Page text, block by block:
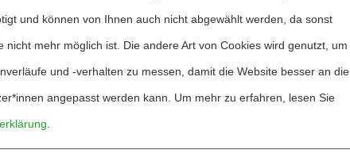
und können von Ihnen auch nicht abgewählt werden, da sonst
nicht mehr möglich ist. Die andere Art von Cookies wird genutzt, um
und -verhalten zu messen, damit die Website besser an die
angepasst werden kann. Um mehr zu erfahren, lesen Sie